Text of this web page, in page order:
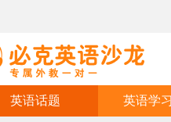
英语话题 英语学